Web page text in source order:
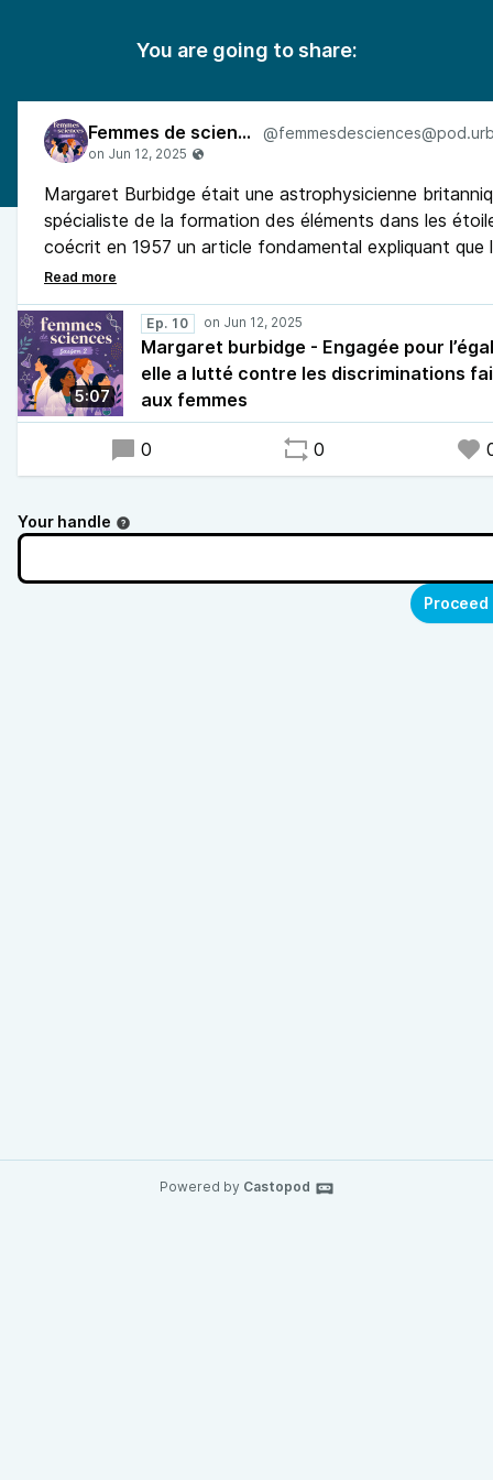
You are going to share:
Femmes de sciences
Margaret Burbidge était une astrophysicienne
spécialiste de la formation des éléments dans les
coécrit en 1957 un article fondamental expliquant que
éléments chimiques sont produits par les réactions
au cœur des étoiles. Engagée pour l’égalité, elle a
contre les discriminations faites aux femmes dans le
scientifique.
5:07
Ep. 10
Margaret burbidge - Engagée pour
elle a lutté contre les discriminations
aux femmes
0 0
Your handle
Powered by Castopod